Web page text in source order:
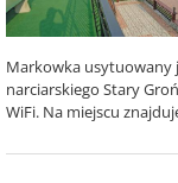
Markowka usytuowany
narciarskiego Stary
WiFi. Na miejscu